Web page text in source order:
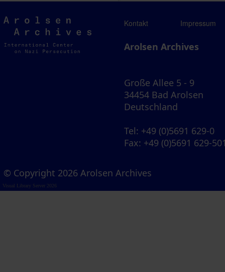
Arolsen
Archives
Kontakt Impressum
Arolsen Archives
Große Allee 5 - 9
34454 Bad Arolsen
Deutschland
Tel: +49 (0)5691 629-0
Fax: +49 (0)5691 629-
© Copyright 2026 Arolsen Archives
Visual Library Server 2026